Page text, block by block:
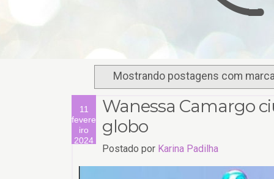
Mostrando postagens com
11
fevere
iro
2024
Wanessa Camargo
globo
Postado por Karina Padilha